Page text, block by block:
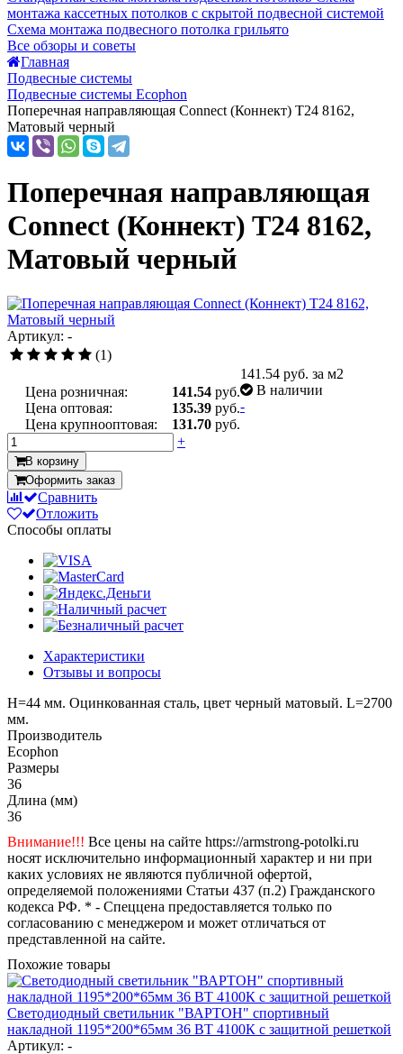
монтажа кассетных потолков с скрытой подвесной системой
Схема монтажа подвесного потолка грильято
Все обзоры и советы
Главная
Подвесные системы
Подвесные системы Ecophon
Поперечная направляющая Connect (Коннект) T24 8162,
Матовый черный
Поперечная направляющая
Connect (Коннект) T24 8162,
Матовый черный
Артикул: -
(1)
Цена розничная: 141.54 руб.
Цена оптовая:
135.39 руб.
Цена крупнооптовая:
131.70 руб.
141.54 руб. за м2
В наличии
-
+
В корзину
Оформить заказ
Сравнить
Отложить
Способы оплаты
Характеристики
Отзывы и вопросы
H=44 мм. Оцинкованная сталь, цвет черный матовый. L=2700
мм.
Производитель
Ecophon
Размеры
36
Длина (мм)
36
Внимание!!! Все цены на сайте https://armstrong-potolki.ru
носят исключительно информационный характер и ни при
каких условиях не являются публичной офертой,
определяемой положениями Статьи 437 (п.2) Гражданского
кодекса РФ. * - Спеццена предоставляется только по
согласованию с менеджером и может отличаться от
представленной на сайте.
Похожие товары
Светодиодный светильник "ВАРТОН" спортивный
накладной 1195*200*65мм 36 ВТ 4100К с защитной решеткой
Артикул: -